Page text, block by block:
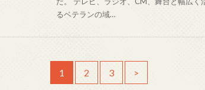
るベテランの域…
1 2 3 >